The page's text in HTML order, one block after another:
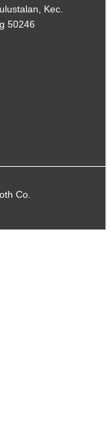
Kec.
50246
Co.